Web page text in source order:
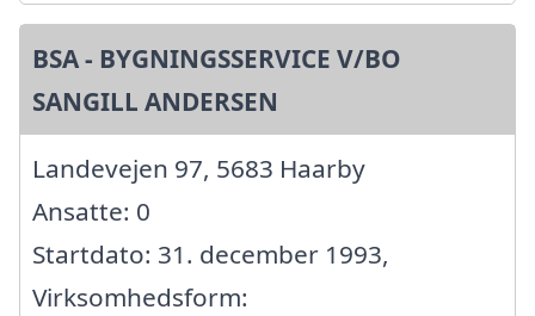
BSA - BYGNINGSSERVICE V/BO
SANGILL ANDERSEN
Landevejen 97, 5683 Haarby
Ansatte: 0
Startdato: 31. december 1993,
Virksomhedsform: